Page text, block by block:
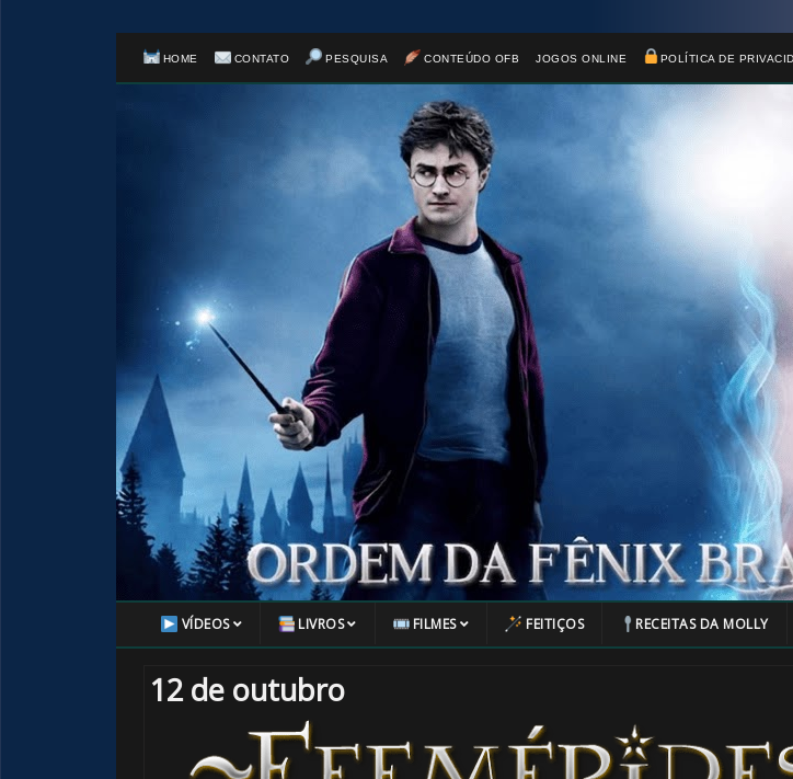
HOME CONTATO PESQUISA CONTEÚDO OFB JOGOS ONLINE POLÍTICA DE
VÍDEOS LIVROS FILMES FEITIÇOS RECEITAS DA MOLLY
12 de outubro